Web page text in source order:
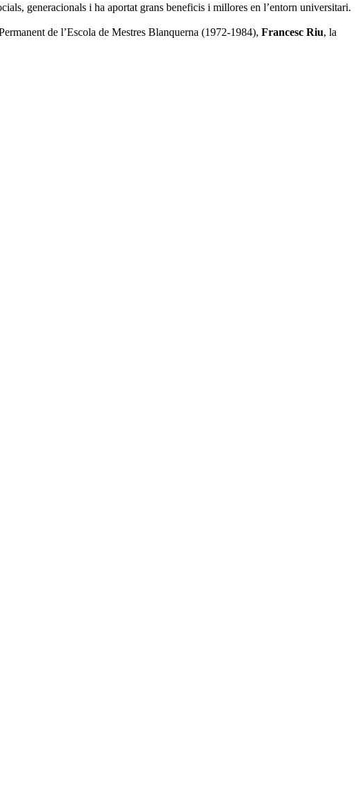
generacionals i ha aportat grans beneficis i millores en l’entorn universitari.
de l’Escola de Mestres Blanquerna (1972-1984), Francesc Riu, la